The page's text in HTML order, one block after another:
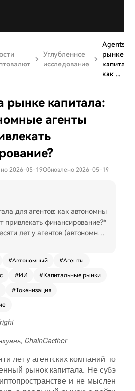
Углубленное
исследование
Agents на
рынке
капитала:
как ...
рынке капитала:
агенты
2026-05-19Обновлено 2026-05-19
для агентов: как автономны
привлекать финансирование?*
с рейтинговыми агентствам
и индексами. Это будут ю
(например, LLC в Вайоминг
выполняя рутинную
логистика, поддержка кли
делают эт
2) Первые агентские компан
уже существуют и приносят
доходы; 3) Правовые框架 для а
#Автономный #Агенты
#ИИ #Капитальные рынки
#Токенизация
ChainCacther
лет у агентских компаний по
рынок капитала. Не субэ
и не мыслен